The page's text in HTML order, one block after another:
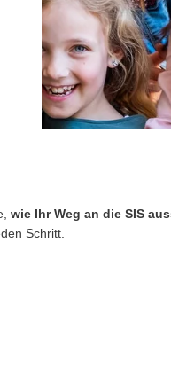
wie Ihr Weg an die SIS
Schritt.